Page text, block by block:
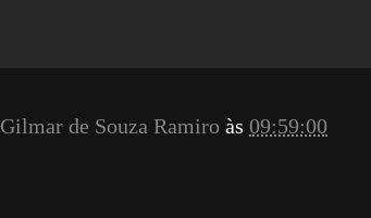
Gilmar de Souza Ramiro às 09:59:00